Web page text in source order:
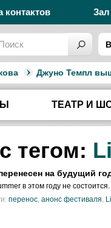
контактов
Джуно Темпл
ТЕАТР И
тегом:
на будущий
в этом году не состоится.
перенос, анонс фестиваля,